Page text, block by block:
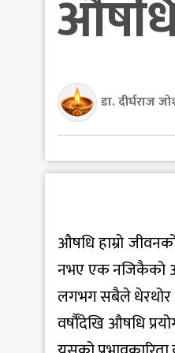
डा. दीर्घराज
औषधि हाम्रो
नभए एक नजिकैको
लगभग सबैले धेरथोर
वर्षौँदेखि औषधि